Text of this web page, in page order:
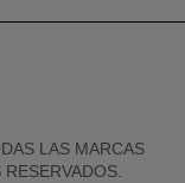
LAS MARCAS